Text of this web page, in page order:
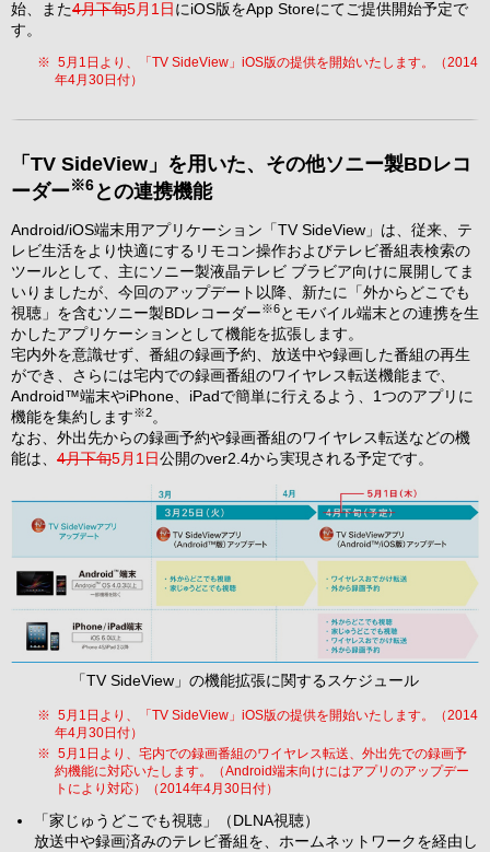
始、また4月下旬5月1日にiOS版をApp Storeにてご提供開始予定で
す。
※ 5月1日より、「TV SideView」iOS版の提供を開始いたします。（2014
年4月30日付）
「TV SideView」を用いた、その他ソニー製BDレコ
ーダー※6 との連携機能
Android/iOS端末用アプリケーション「TV SideView」は、従来、テ
レビ生活をより快適にするリモコン操作およびテレビ番組表検索の
ツールとして、主にソニー製液晶テレビ ブラビア向けに展開してま
いりましたが、今回のアップデート以降、新たに「外からどこでも
視聴」を含むソニー製BDレコーダー※6とモバイル端末との連携を生
かしたアプリケーションとして機能を拡張します。
宅内外を意識せず、番組の録画予約、放送中や録画した番組の再生
ができ、さらには宅内での録画番組のワイヤレス転送機能まで、
Android™端末やiPhone、iPadで簡単に行えるよう、1つのアプリに
機能を集約します※2。
なお、外出先からの録画予約や録画番組のワイヤレス転送などの機
能は、 4月下旬5月1日公開のver2.4から実現される予定です。
「TV SideView」の機能拡張に関するスケジュール
※ 5月1日より、「TV SideView」iOS版の提供を開始いたします。（2014
年4月30日付）
※ 5月1日より、宅内での録画番組のワイヤレス転送、外出先での録画予
約機能に対応いたします。（Android端末向けにはアプリのアップデー
トにより対応）（2014年4月30日付）
「家じゅうどこでも視聴」（DLNA視聴）
放送中や録画済みのテレビ番組を、ホームネットワークを経由し